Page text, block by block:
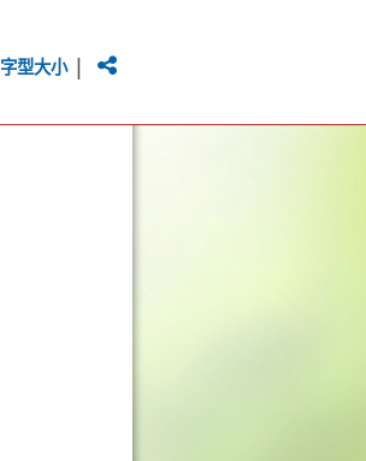
字型大小